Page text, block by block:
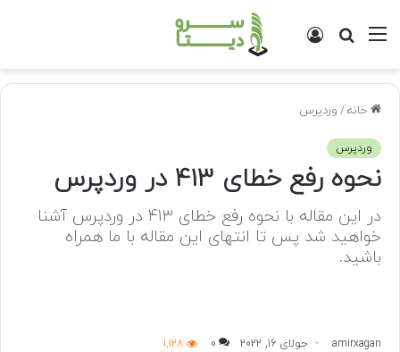
منو
جستجو
خانه/ وردپرس
وردپرس
نحوه رفع خطای 413 در وردپرس
در این مقاله با نحوه رفع خطای 413 در وردپرس آشنا
خواهید شد پس تا انتهای این مقاله با ما همراه
باشید.
amirxagan جولای 16, 2022 0
1,128